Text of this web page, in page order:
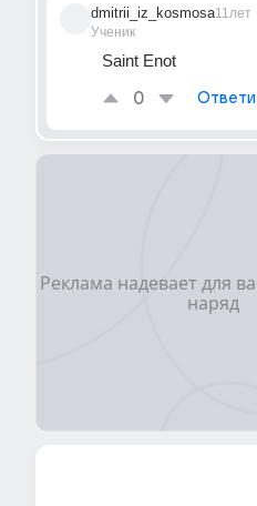
dmitrii_iz_kosmosa
Ученик
11лет
Saint Enot
0